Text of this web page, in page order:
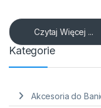
Czytaj Więcej ...
Kategorie
Akcesoria do